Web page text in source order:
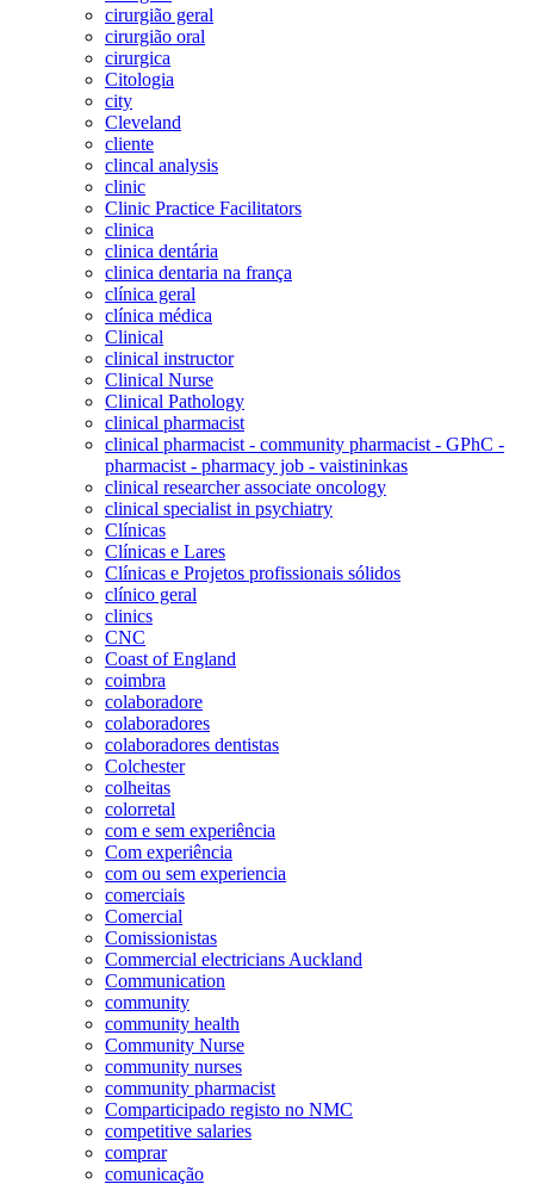
cirurgião geral
cirurgião oral
cirurgica
Citologia
city
Cleveland
cliente
clincal analysis
clinic
Clinic Practice Facilitators
clinica
clinica dentária
clinica dentaria na frança
clínica geral
clínica médica
Clinical
clinical instructor
Clinical Nurse
Clinical Pathology
clinical pharmacist
clinical pharmacist - community pharmacist - GPhC -
pharmacist - pharmacy job - vaistininkas
clinical researcher associate oncology
clinical specialist in psychiatry
Clínicas
Clínicas e Lares
Clínicas e Projetos profissionais sólidos
clínico geral
clinics
CNC
Coast of England
coimbra
colaboradore
colaboradores
colaboradores dentistas
Colchester
colheitas
colorretal
com e sem experiência
Com experiência
com ou sem experiencia
comerciais
Comercial
Comissionistas
Commercial electricians Auckland
Communication
community
community health
Community Nurse
community nurses
community pharmacist
Comparticipado registo no NMC
competitive salaries
comprar
comunicação